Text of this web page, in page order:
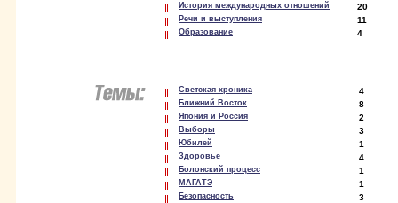
История международных отношений 20
Речи и выступления 11
Образование 4
Светская хроника 4
Ближний Восток 8
Япония и Россия 2
Выборы 3
Юбилей 1
Здоровье 4
Болонский процесс 1
МАГАТЭ 1
Безопасность 3